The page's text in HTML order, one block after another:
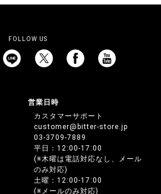
FOLLOW US
営業日時
カスタマーサポート
customer@bitter-store.jp
03-3709-7889
平日：12:00-17:00
(※木曜は電話対応なし、メール
のみ対応)
土曜：12:00-17:00
(※メールのみ対応)